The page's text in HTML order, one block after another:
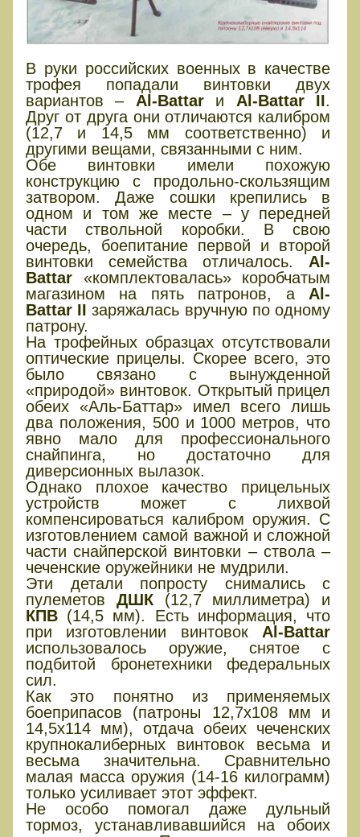
В руки российских военных в качестве
трофея попадали винтовки двух
вариантов – Al-Battarи Al-Battar II.
Друг от друга они отличаются калибром
(12,7 и 14,5 мм соответственно) и
другими вещами, связанными с ним.
Обе винтовки имели похожую
конструкцию с продольно-скользящим
затвором. Даже сошки крепились в
одном и том же месте – у передней
части ствольной коробки. В свою
очередь, боепитание первой и второй
винтовки семейства отличалось. Al-
Battar «комплектовалась» коробчатым
магазином на пять патронов, а Al-
Battar II заряжалась вручную по одному
патрону.
На трофейных образцах отсутствовали
оптические прицелы. Скорее всего, это
было связано с вынужденной
«природой» винтовок. Открытый прицел
обеих «Аль-Баттар» имел всего лишь
два положения, 500 и 1000 метров, что
явно мало для профессионального
снайпинга, но достаточно для
диверсионных вылазок.
Однако плохое качество прицельных
устройств может с лихвой
компенсироваться калибром оружия. С
изготовлением самой важной и сложной
части снайперской винтовки – ствола –
чеченские оружейники не мудрили.
Эти детали попросту снимались с
пулеметов ДШК(12,7 миллиметра) и
КПВ (14,5 мм). Есть информация, что
при изготовлении винтовок Al-Battar
использовалось оружие, снятое с
подбитой бронетехники федеральных
сил.
Как это понятно из применяемых
боеприпасов (патроны 12,7х108 мм и
14,5х114 мм), отдача обеих чеченских
крупнокалиберных винтовок весьма и
весьма значительна. Сравнительно
малая масса оружия (14-16 килограмм)
только усиливает этот эффект.
Не особо помогал даже дульный
тормоз, устанавливавшийся на обоих